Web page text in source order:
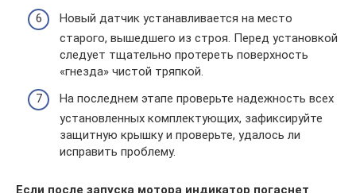
Новый датчик устанавливается на место
старого, вышедшего из строя. Перед установкой
следует тщательно протереть поверхность
«гнезда» чистой тряпкой.
На последнем этапе проверьте надежность всех
установленных комплектующих, зафиксируйте
защитную крышку и проверьте, удалось ли
исправить проблему.
Если после запуска мотора индикатор погаснет